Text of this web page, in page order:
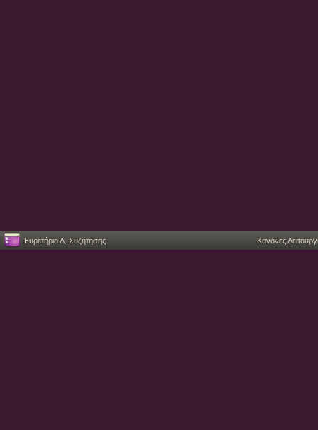
Ευρετήριο Δ. Συζήτησης Κανόνες